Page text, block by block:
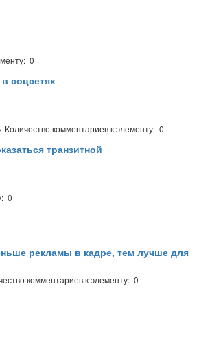
0
соцсетях
Количество комментариев к элементу: 0
транзитной
0
рекламы в кадре, тем лучше для
комментариев к элементу: 0